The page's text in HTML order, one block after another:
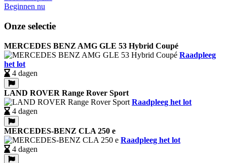
Beginnen nu
Onze selectie
MERCEDES BENZ AMG GLE 53 Hybrid Coupé
Raadpleeg
het lot
4 dagen
LAND ROVER Range Rover Sport
Raadpleeg het lot
4 dagen
MERCEDES-BENZ CLA 250 e
Raadpleeg het lot
4 dagen